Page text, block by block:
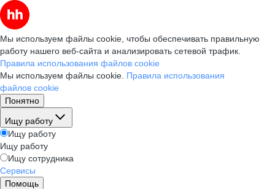
Мы используем файлы cookie, чтобы обеспечивать правильную
работу нашего веб-сайта и анализировать сетевой трафик.
Правила использования файлов cookie
Мы используем файлы cookie. Правила использования
файлов cookie
Понятно
Ищу работу
Ищу работу
Ищу работу
Ищу сотрудника
Сервисы
Помощь